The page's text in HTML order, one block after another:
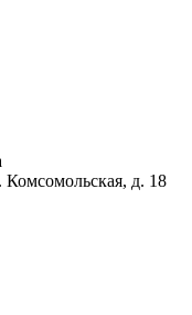
Комсомольская, д. 18